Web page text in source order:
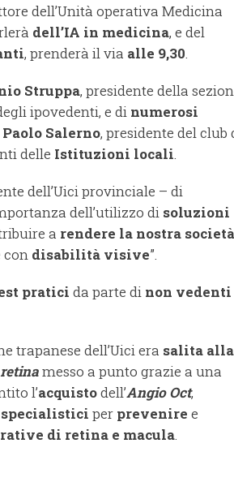
dell’Unità operativa Medicina
dell’IA in medicina, e del
, prenderà il via alle 9,30.
Struppa, presidente della
ipovedenti, e di numerosi
Paolo Salerno, presidente del club
delle Istituzioni locali.
dell’Uici provinciale – di
dell’utilizzo di soluzioni
a rendere la nostra società
con disabilità visive”.
pratici da parte di non vedenti
trapanese dell’Uici era salita alla
messo a punto grazie a una
l’acquistodell’Angio Oct,
specialistici per prevenire e
di retina e macula.